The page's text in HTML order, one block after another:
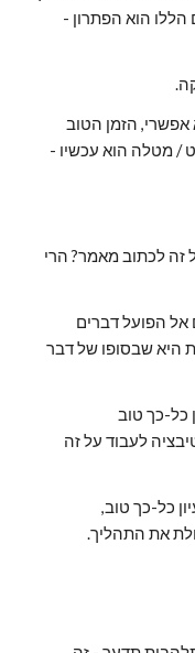
הללו הוא הפתרון -
את התהליך.